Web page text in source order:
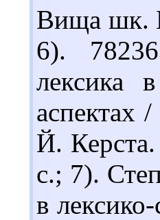
Вища шк.
6).
лексика
аспектах
Й.
с.; 7).
в